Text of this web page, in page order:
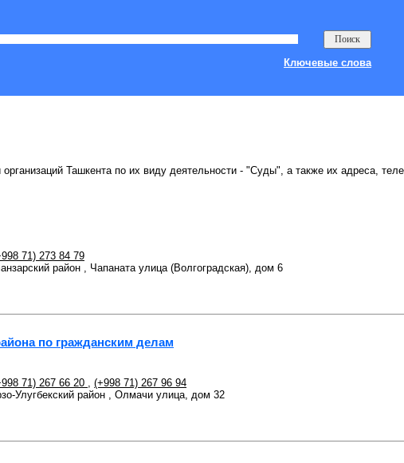
Ключевые слова
организаций Ташкента по их виду деятельности - "Суды", а также их адреса,
71) 273 84 79
район , Чапаната улица (Волгоградская), дом 6
по гражданским делам
71) 267 66 20 , (+998 71) 267 96 94
Улугбекский район , Олмачи улица, дом 32